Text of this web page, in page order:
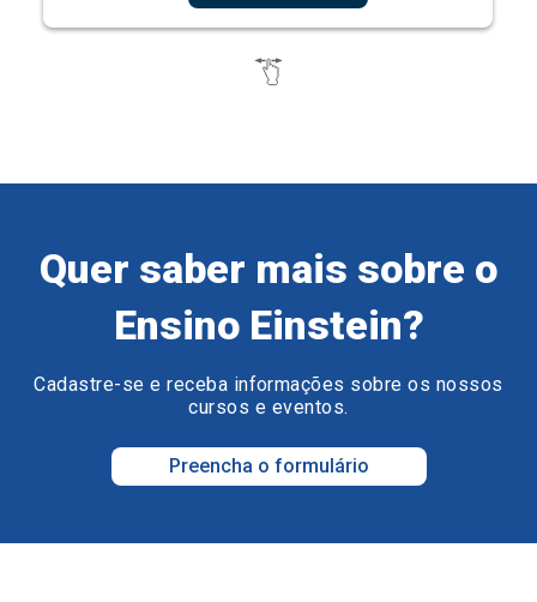
Quer saber mais sobre o
Ensino Einstein?
Cadastre-se e receba informações sobre os nossos
cursos e eventos.
Preencha o formulário